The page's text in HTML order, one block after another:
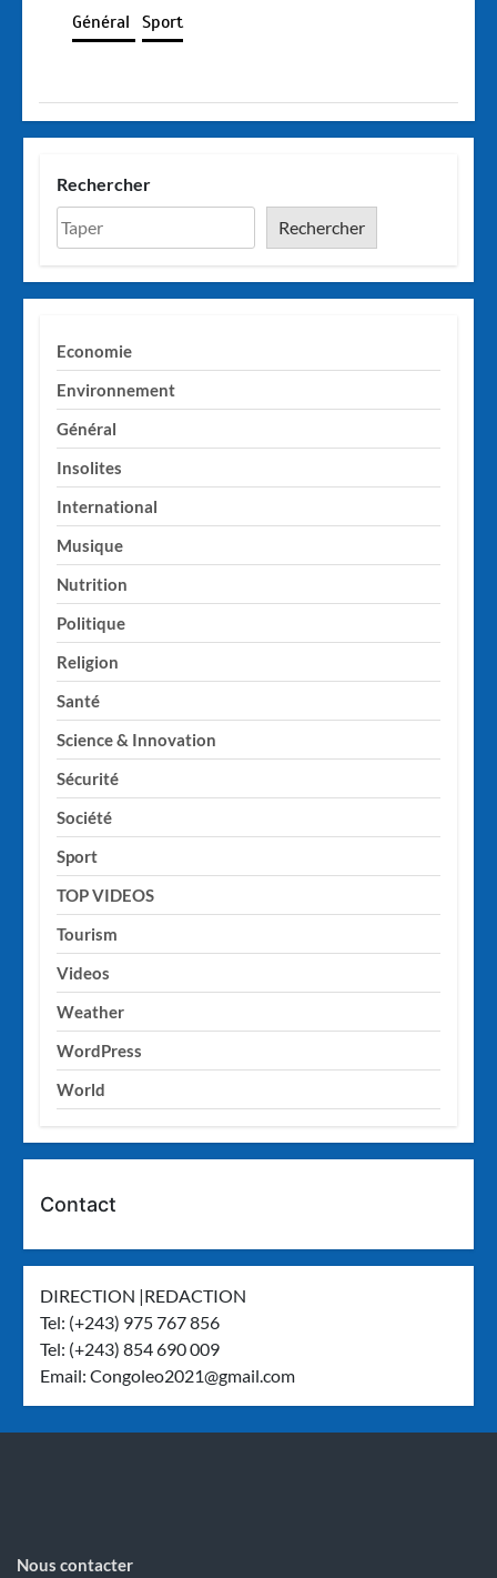
Général Sport
Rechercher
Rechercher
Economie
Environnement
Général
Insolites
International
Musique
Nutrition
Politique
Religion
Santé
Science & Innovation
Sécurité
Société
Sport
TOP VIDEOS
Tourism
Videos
Weather
WordPress
World
Contact
DIRECTION |REDACTION
Tel: (+243) 975 767 856
Tel: (+243) 854 690 009
Email:Congoleo2021@gmail.com
Nous contacter